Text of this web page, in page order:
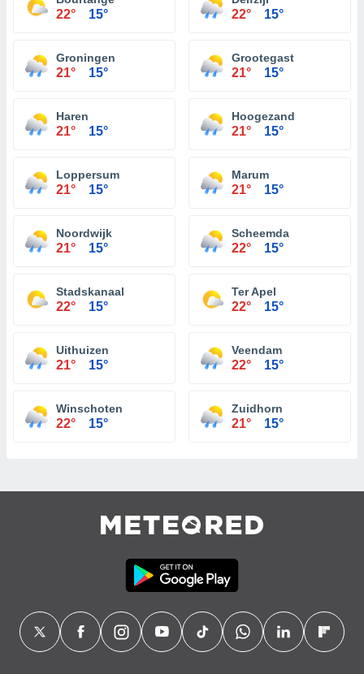
22° 15° 22° 15°
Groningen
21° 15°
Grootegast
21° 15°
Haren
21° 15°
Hoogezand
21° 15°
Loppersum
21° 15°
Marum
21° 15°
Noordwijk
21° 15°
Scheemda
22° 15°
Stadskanaal
22° 15°
Ter Apel
22° 15°
Uithuizen
21° 15°
Veendam
22° 15°
Winschoten
22° 15°
Zuidhorn
21° 15°